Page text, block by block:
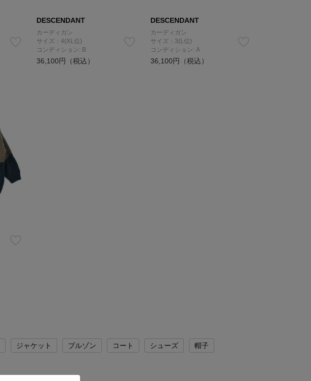
DESCENDANT
カーディガン
サイズ：4(XL位)
コンディション: B
36,100円（税込）
DESCENDANT
カーディガン
サイズ：3(L位)
コンディション: A
36,100円（税込）
ジャケット ブルゾン コート シューズ
帽子